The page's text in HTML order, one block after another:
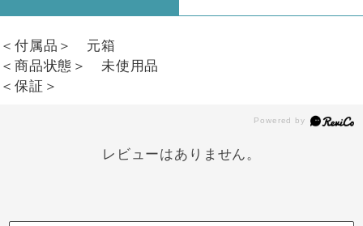
＜付属品＞ 元箱
＜商品状態＞ 未使用品
＜保証＞
レビューはありません。